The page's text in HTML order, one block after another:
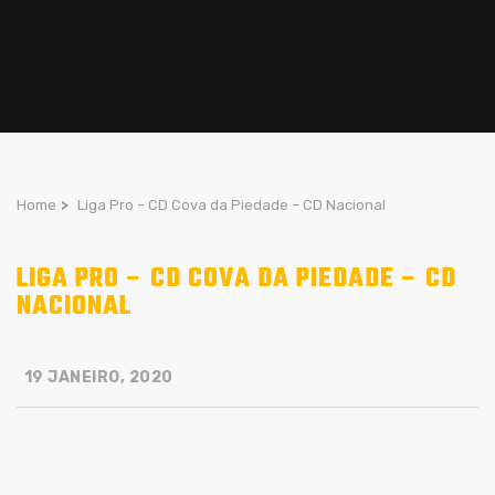
Home > Liga Pro – CD Cova da Piedade – CD Nacional
LIGA PRO – CD COVA DA PIEDADE – CD
NACIONAL
19 JANEIRO, 2020